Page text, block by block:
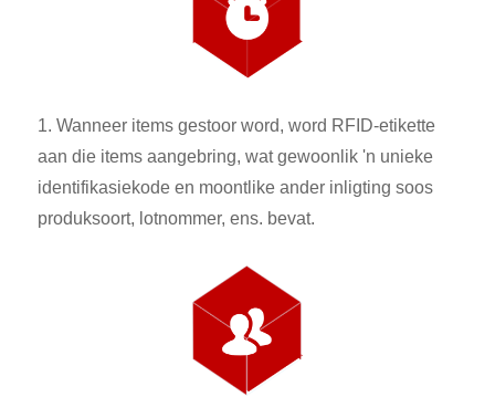
1. Wanneer items gestoor word, word RFID-etikette
aan die items aangebring, wat gewoonlik 'n unieke
identifikasiekode en moontlike ander inligting soos
produksoort, lotnommer, ens. bevat.